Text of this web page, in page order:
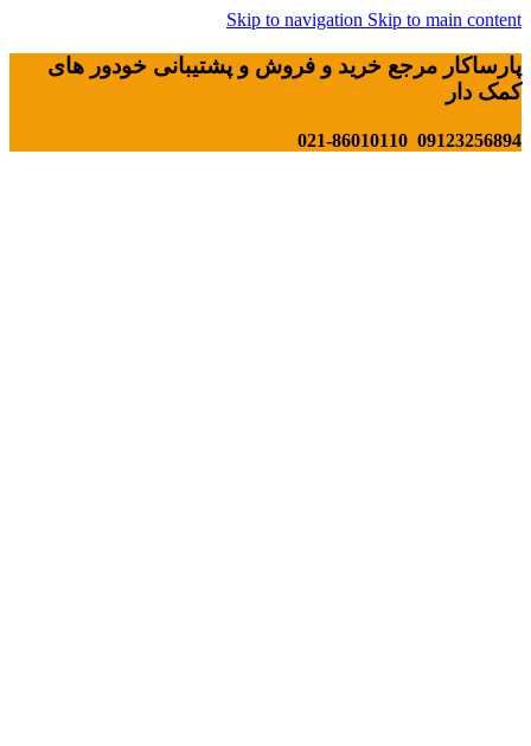
Skip to navigation Skip to main content
پارساکار مرجع خرید و فروش و پشتیبانی خودور های
کمک دار
09123256894 021-86010110